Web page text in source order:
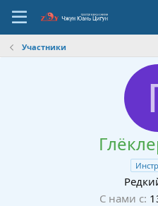
Участники
С нами с